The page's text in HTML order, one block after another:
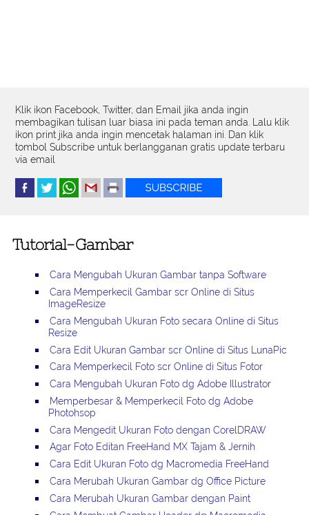
Klik ikon Facebook, Twitter, dan Email jika anda ingin
membagikan tulisan luar biasa ini pada teman anda. Lalu klik
ikon print jika anda ingin mencetak halaman ini. Dan klik
tombol Subscribe untuk berlangganan gratis update terbaru
via email
Tutorial-Gambar
Cara Mengubah Ukuran Gambar tanpa Software
Cara Memperkecil Gambar scr Online di Situs
ImageResize
Cara Mengubah Ukuran Foto secara Online di Situs
Resize
Cara Edit Ukuran Gambar scr Online di Situs LunaPic
Cara Memperkecil Foto scr Online di Situs Fotor
Cara Mengubah Ukuran Foto dg Adobe Illustrator
Memperbesar & Memperkecil Foto dg Adobe
Photohsop
Cara Mengedit Ukuran Foto dengan CorelDRAW
Agar Foto Editan FreeHand MX Tajam & Jernih
Cara Edit Ukuran Foto dg Macromedia FreeHand
Cara Merubah Ukuran Gambar dg Office Picture
Cara Merubah Ukuran Gambar dengan Paint